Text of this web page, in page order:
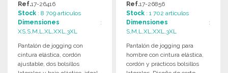
Ref.17-26416
Stock : 8 709 artículos
Dimensiones :
XS,S,M,L,XL,XXL,3XL
Pantalón de jogging con
cintura elástica, cordón
ajustable, dos bolsillos
Ref.17-26856
Stock : 1 702 artículos
Dimensiones :
S,M,L,XL,XXL,3XL
Pantalón de jogging para
hombre con cintura elástica,
cordón y prácticos bolsillos